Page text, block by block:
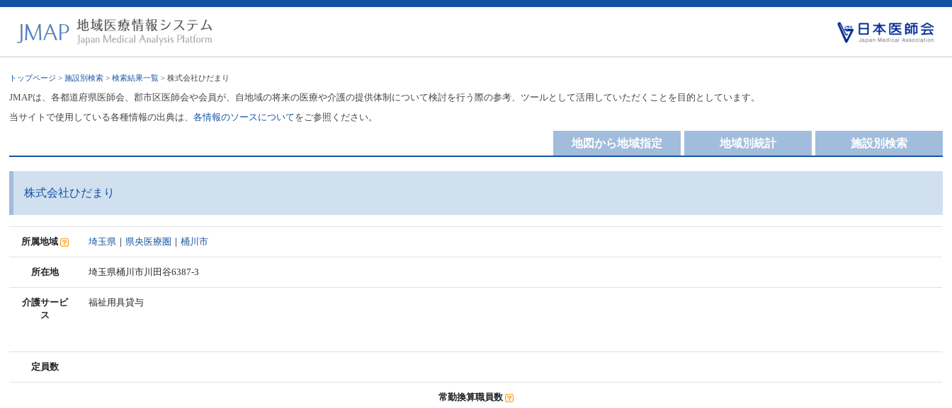
トップページ >施設別検索 >検索結果一覧 > 株式会社ひだまり
JMAPは、各都道府県医師会、郡市区医師会や会員が、自地域の将来の医療や介護の提供体制について検討を行う際の参考、ツールとして活用していただくことを目的としています。
当サイトで使用している各種情報の出典は、各情報のソースについてをご参照ください。
施設別検索
地域別統計
地図から地域指定
株式会社ひだまり
所属地域 埼玉県 ｜ 県央医療圏 ｜桶川市
所在地 埼玉県桶川市川田谷6387-3
介護サービ
ス
福祉用具貸与
定員数
常勤換算職員数